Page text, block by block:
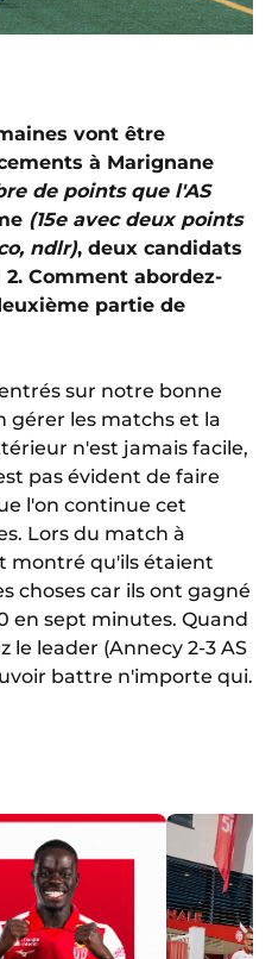
vont être
à Marignane
de points que l'AS
(15e avec deux points
ndlr), deux candidats
Comment abordez-
partie de
sur notre bonne
gérer les matchs et la
n'est jamais facile,
pas évident de faire
l'on continue cet
Lors du match à
montré qu'ils étaient
choses car ils ont gagné
en sept minutes. Quand
le leader (Annecy 2-3 AS
battre n'importe qui.